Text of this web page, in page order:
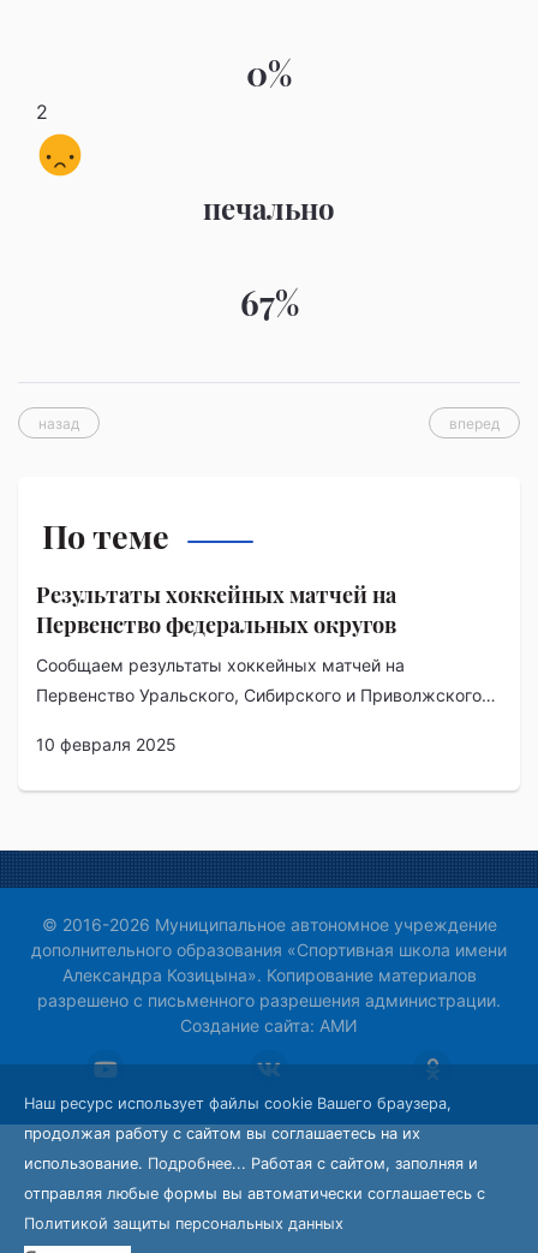
0%
2
печально
67%
назад вперед
По теме
Результаты хоккейных матчей на
Первенство федеральных округов
Сообщаем результаты хоккейных матчей на
Первенство Уральского, Сибирского и Приволжского…
10 февраля 2025
© 2016-2026 Муниципальное автономное учреждение
дополнительного образования «Спортивная школа имени
Александра Козицына». Копирование материалов
разрешено с письменного разрешения администрации.
Создание сайта: АМИ
Наш ресурс использует файлы cookie Вашего браузера,
продолжая работу с сайтом вы соглашаетесь на их
использование. Подробнее... Работая с сайтом, заполняя и
отправляя любые формы вы автоматически соглашаетесь с
Политикой защиты персональных данных